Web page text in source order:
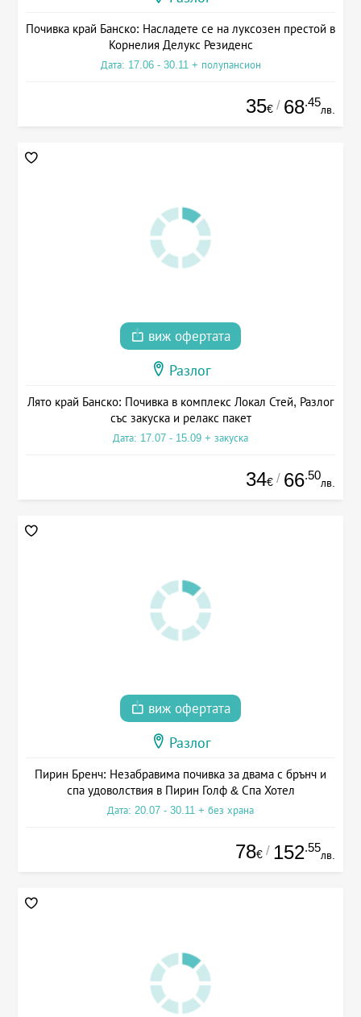
Почивка край Банско: Насладете се на луксозен престой в
Корнелия Делукс Резиденс
Дата: 17.06 - 30.11 + полупансион
35€ / 68.45
лв.
виж офертата
Разлог
Лято край Банско: Почивка в комплекс Локал Стей, Разлог
със закуска и релакс пакет
Дата: 17.07 - 15.09 + закуска
34€ / 66.50
лв.
виж офертата
Разлог
Пирин Бренч: Незабравима почивка за двама с брънч и
спа удоволствия в Пирин Голф & Спа Хотел
Дата: 20.07 - 30.11 + без храна
78€ / 152.55
лв.